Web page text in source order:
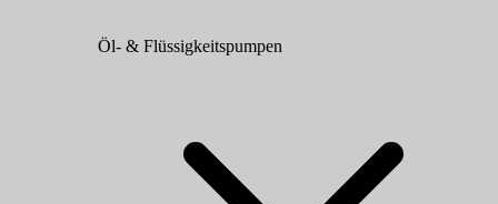
Öl- & Flüssigkeitspumpen